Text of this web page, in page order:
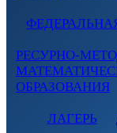
РЕСУРНО-
ОБРАЗОВАНИЯ
ЛАГЕРЬ